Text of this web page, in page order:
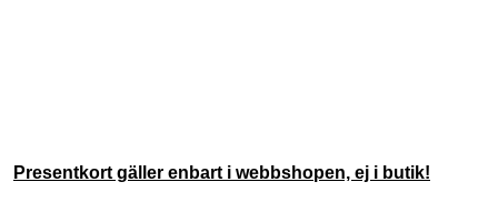
Presentkort gäller enbart i webbshopen, ej i butik!